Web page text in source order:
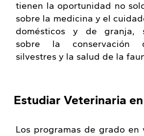
tienen la oportunidad no
sobre la medicina y el
domésticos y de granja,
sobre la conservación
silvestres y la salud de la
Estudiar Veterinaria
Los programas de grado en